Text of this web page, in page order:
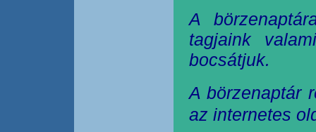
A
tagjaink
bocsátjuk.
A börzenaptár
az internetes